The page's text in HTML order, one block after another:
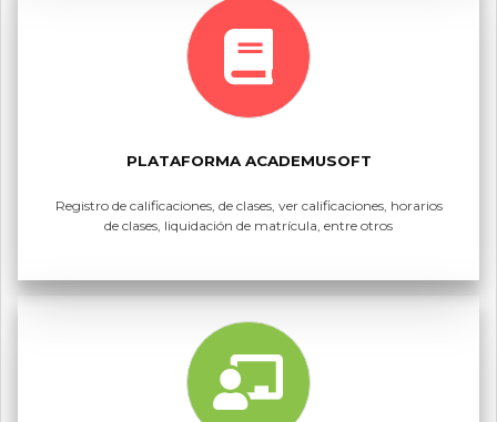
PLATAFORMA ACADEMUSOFT
Registro de calificaciones, de clases, ver calificaciones, horarios
de clases, liquidación de matrícula, entre otros